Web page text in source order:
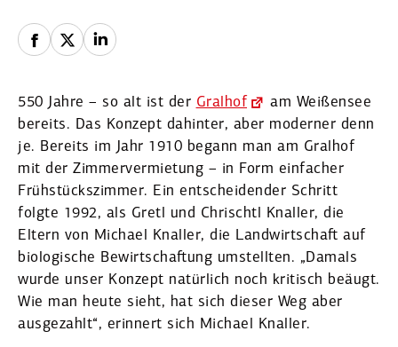
550 Jahre – so alt ist der Gralhof
am Weißensee
bereits. Das Konzept dahinter, aber moderner denn
je. Bereits im Jahr 1910 begann man am Gralhof
mit der Zimmer­ver­mietung – in Form einfacher
Frühstücks­zimmer. Ein entschei­dender Schritt
folgte 1992, als Gretl und Chrischtl Knaller, die
Eltern von Michael Knaller, die Landwirt­schaft auf
biolo­gische Bewirt­schaftung umstellten. „Damals
wurde unser Konzept natürlich noch kritisch beäugt.
Wie man heute sieht, hat sich dieser Weg aber
ausge­zahlt“, erinnert sich Michael Knaller.